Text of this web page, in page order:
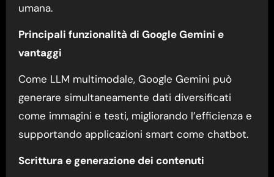
umana.
Principali funzionalità di Google Gemini e
vantaggi
Come LLM multimodale, Google Gemini può
generare simultaneamente dati diversificati
come immagini e testi, migliorando l’efficienza e
supportando applicazioni smart come chatbot.
Scrittura e generazione dei contenuti